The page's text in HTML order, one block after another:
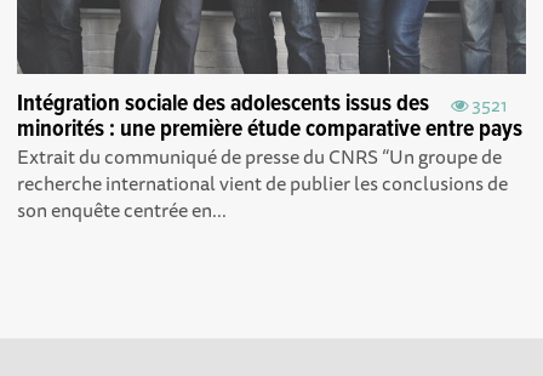
3521
Intégration sociale des adolescents issus des
minorités : une première étude comparative entre pays
Extrait du communiqué de presse du CNRS “Un groupe de
recherche international vient de publier les conclusions de
son enquête centrée en...